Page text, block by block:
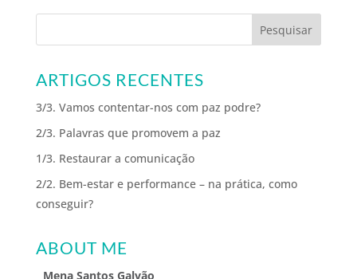
ARTIGOS RECENTES
3/3. Vamos contentar-nos com paz podre?
2/3. Palavras que promovem a paz
1/3. Restaurar a comunicação
2/2. Bem-estar e performance – na prática, como
conseguir?
ABOUT ME
Mena Santos Galvão